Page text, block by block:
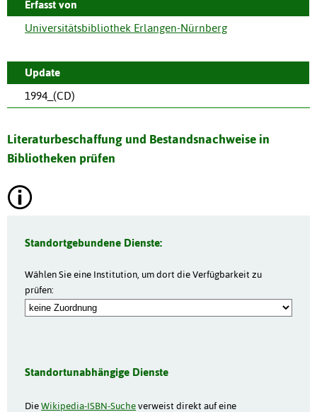
Erfasst von
Universitätsbibliothek Erlangen-Nürnberg
Update
1994_(CD)
Literaturbeschaffung und Bestandsnachweise in
Bibliotheken prüfen
Standortgebundene Dienste:
Wählen Sie eine Institution, um dort die Verfügbarkeit zu
prüfen:
Standortunabhängige Dienste
DieWikipedia-ISBN-Sucheverweist direkt auf eine